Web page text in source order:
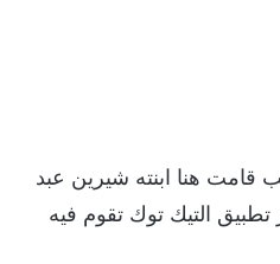
هنا ابنته شيرين عبد
تطبيق التيك توك تقوم فيه